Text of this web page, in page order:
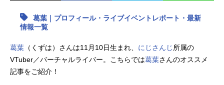
最新記事一覧
アニメ記事一覧 声優記事一覧
アニメ映画一覧
葛葉｜プロフィール・ライブイベントレポート・最新
情報一覧
葛葉 （くずは）さんは11月10日生まれ、 にじさんじ所属の
VTuber／バーチャルライバー。こちらでは葛葉さんのオススメ
記事をご紹介！